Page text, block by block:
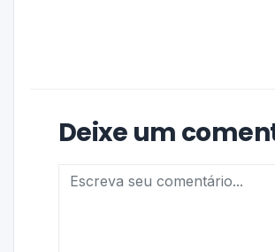
Deixe um